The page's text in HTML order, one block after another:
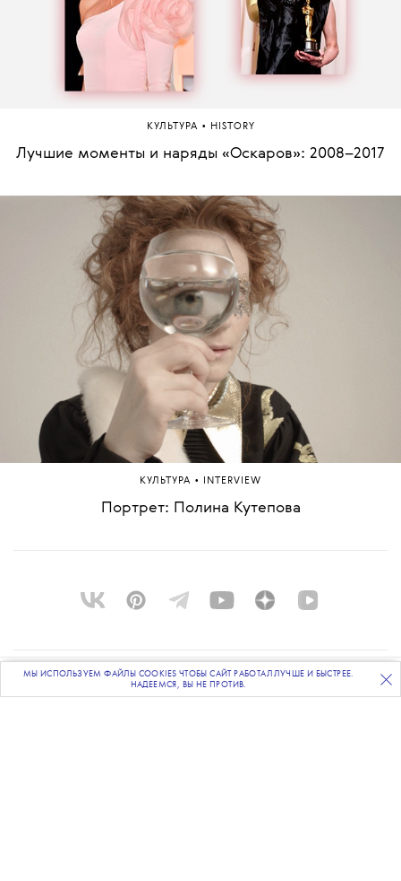
ПОДПИСЫВАЙТЕСЬНА НАШУ ВЕЧЕРНЮЮ РАССЫЛКУ
КУЛЬТУРА • HISTORY
Лучшие моменты и наряды «Оскаров»: 2008–2017
КУЛЬТУРА • INTERVIEW
Портрет: Полина Кутепова
О ПРОЕКТЕ
МЫ ИСПОЛЬЗУЕМ ФАЙЛЫ COOKIES ЧТОБЫ САЙТ РАБОТАЛ ЛУЧШЕ И БЫСТРЕЕ.
НАДЕЕМСЯ, ВЫ НЕ ПРОТИВ.